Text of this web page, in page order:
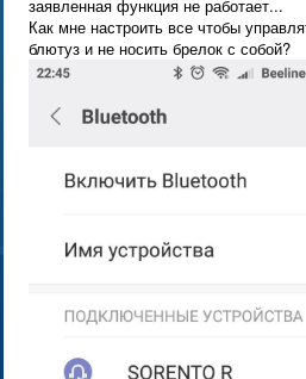
заявленная функция не работает...
Как мне настроить все чтобы
блютуз и не носить брелок с собой?